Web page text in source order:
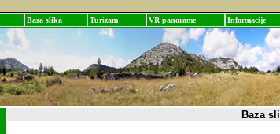
Baza slika Turizam VR panorame Informacije
Baza